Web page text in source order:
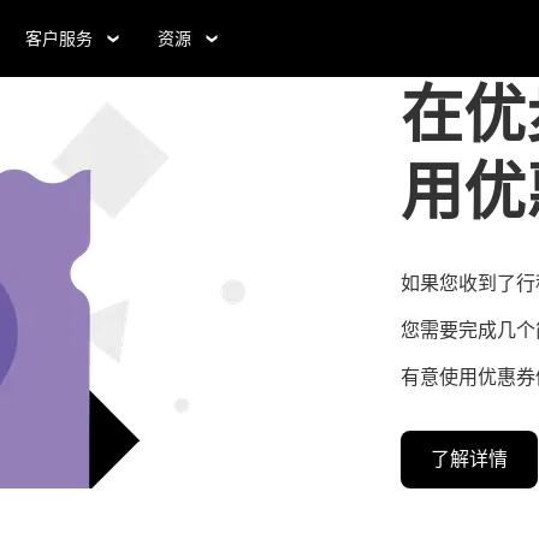
客户服务 资源
在
用
如果您收到了
您需要完成几
有意使用优惠
了解详情